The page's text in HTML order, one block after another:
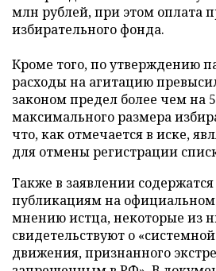
млн рублей, при этом оплата
избирательного фонда.
Кроме того, по утверждению
расходы на агитацию
законом предел более чем на
максимального размера
что, как отмечается в иске,
для отмены регистрации
Также в заявлении
публикациям на официальном
мнению истца, некоторые из
свидетельствуют о
движения, признанного